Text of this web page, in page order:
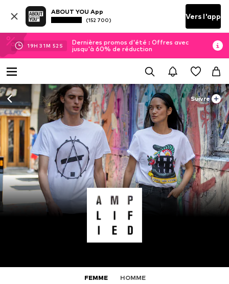
ABOUT YOU App
(152 700) Vers l'app
19H 31M 51 S
Dernières promos d'été : Offres avec
jusqu'à 60% de réduction
Suivre
FEMME HOMME